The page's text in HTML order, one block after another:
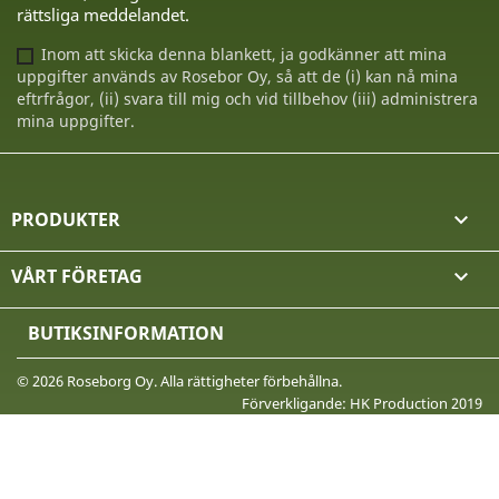
rättsliga meddelandet.
Inom att skicka denna blankett, ja godkänner att mina
uppgifter används av Rosebor Oy, så att de (i) kan nå mina
eftrfrågor, (ii) svara till mig och vid tillbehov (iii) administrera
mina uppgifter.
PRODUKTER 
VÅRT FÖRETAG 
BUTIKSINFORMATION
© 2026 Roseborg Oy. Alla rättigheter förbehållna.
Förverkligande: HK Production 2019